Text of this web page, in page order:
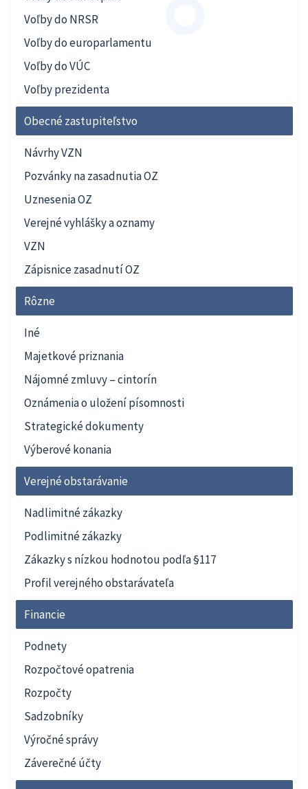
Voľby do NRSR
Voľby do europarlamentu
Voľby do VÚC
Voľby prezidenta
Obecné zastupiteľstvo
Návrhy VZN
Pozvánky na zasadnutia OZ
Uznesenia OZ
Verejné vyhlášky a oznamy
VZN
Zápisnice zasadnutí OZ
Rôzne
Iné
Majetkové priznania
Nájomné zmluvy – cintorín
Oznámenia o uložení písomnosti
Strategické dokumenty
Výberové konania
Verejné obstarávanie
Nadlimitné zákazky
Podlimitné zákazky
Zákazky s nízkou hodnotou podľa §117
Profil verejného obstarávateľa
Financie
Podnety
Rozpočtové opatrenia
Rozpočty
Sadzobníky
Výročné správy
Záverečné účty